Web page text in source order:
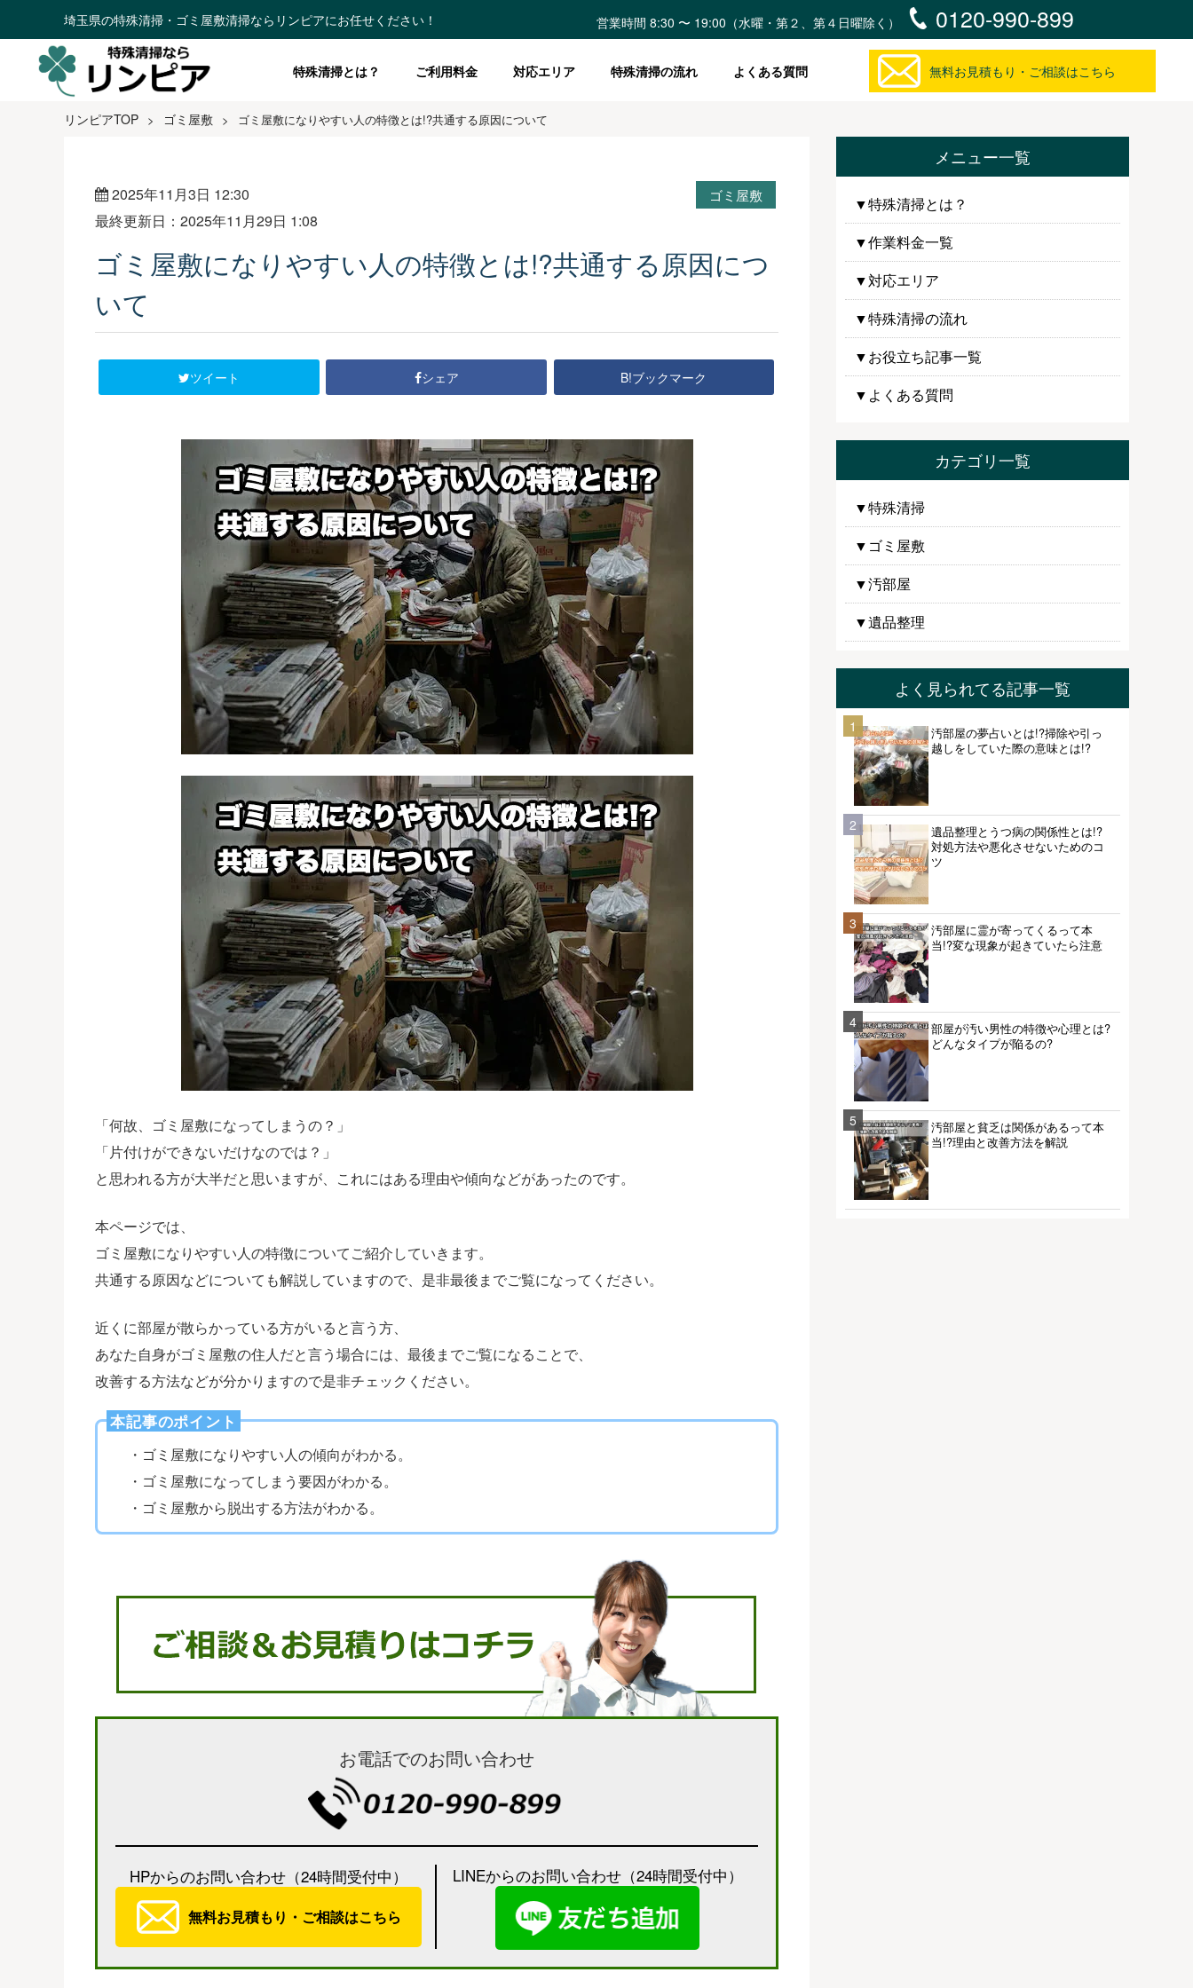
埼玉県の特殊清掃・ゴミ屋敷清掃ならリンピアにお任せください！ 営業時間 8:30 〜 19:00（水曜・第２、第４日曜除く） 0120-990-899
特殊清掃とは？ ご利用料金 対応エリア 特殊清掃の流れ よくある質問 無料お見積もり・ご相談はこちら
リンピアTOP > ゴミ屋敷 > ゴミ屋敷になりやすい人の特徴とは!?共通する原因について
2025年11月3日 12:30
最終更新日：2025年11月29日 1:08
ゴミ屋敷
ゴミ屋敷になりやすい人の特徴とは!?共通する原因につ
いて
ツイート シェア B!ブックマーク
「何故、ゴミ屋敷になってしまうの？」
「片付けができないだけなのでは？」
と思われる方が大半だと思いますが、これにはある理由や傾向などがあったのです。
本ページでは、
ゴミ屋敷になりやすい人の特徴についてご紹介していきます。
共通する原因などについても解説していますので、是非最後までご覧になってください。
近くに部屋が散らかっている方がいると言う方、
あなた自身がゴミ屋敷の住人だと言う場合には、最後までご覧になることで、
改善する方法などが分かりますので是非チェックください。
本記事のポイント
・ゴミ屋敷になりやすい人の傾向がわかる。
・ゴミ屋敷になってしまう要因がわかる。
・ゴミ屋敷から脱出する方法がわかる。
お電話でのお問い合わせ
HPからのお問い合わせ（24時間受付中）
無料お見積もり・ご相談はこちら
LINEからのお問い合わせ（24時間受付中）
メニュー一覧
▼特殊清掃とは？
▼作業料金一覧
▼対応エリア
▼特殊清掃の流れ
▼お役立ち記事一覧
▼よくある質問
カテゴリ一覧
▼特殊清掃
▼ゴミ屋敷
▼汚部屋
▼遺品整理
よく見られてる記事一覧
1
汚部屋の夢占いとは!?掃除や引っ
越しをしていた際の意味とは!?
2
遺品整理とうつ病の関係性とは!?
対処方法や悪化させないためのコ
ツ
3
汚部屋に霊が寄ってくるって本
当!?変な現象が起きていたら注意
4
部屋が汚い男性の特徴や心理とは?
どんなタイプが陥るの?
5
汚部屋と貧乏は関係があるって本
当!?理由と改善方法を解説